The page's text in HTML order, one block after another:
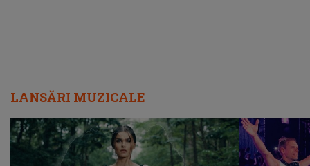
LANSĂRI MUZICALE